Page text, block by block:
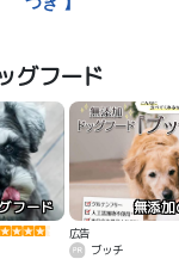
グフード
フード 無添加
広告
ブッチ